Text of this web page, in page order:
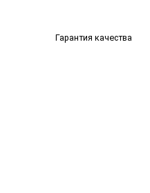
Гарантия качества